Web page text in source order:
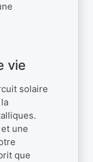
vie
solaire
une
que